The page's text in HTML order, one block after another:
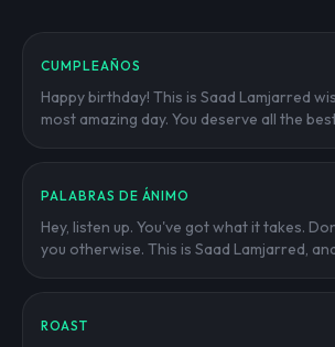
CUMPLEAÑOS
Happy birthday! This is Saad Lamjarred
most amazing day. You deserve all the
PALABRAS DE ÁNIMO
Hey, listen up. You've got what it takes.
you otherwise. This is Saad Lamjarred,
ROAST